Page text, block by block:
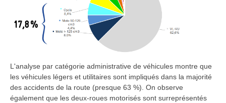
L'analyse par catégorie administrative de véhicules montre que
les véhicules légers et utilitaires sont impliqués dans la majorité
des accidents de la route (presque 63 %). On observe
également que les deux-roues motorisés sont surreprésentés